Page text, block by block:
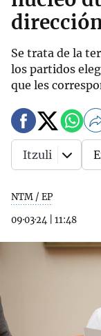
Se trata de la
los partidos
que les
NTM / EP
09·03·24
11:48
Itzuli